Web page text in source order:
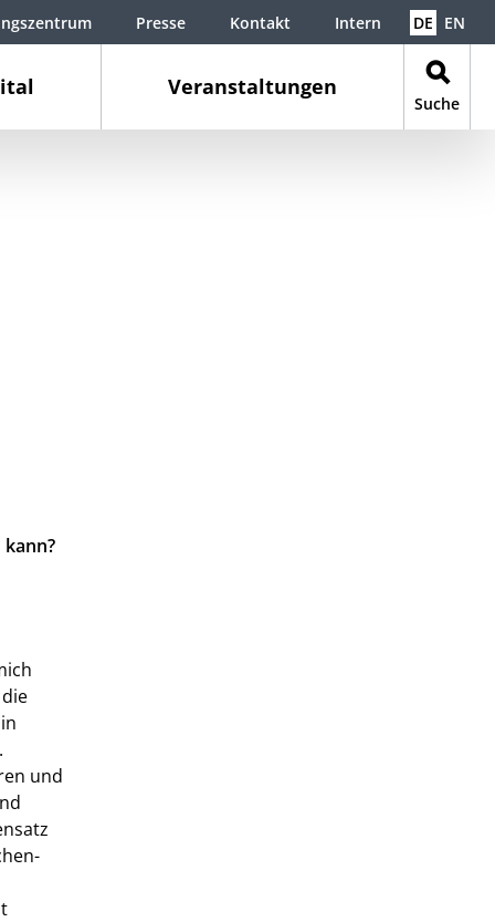
Veranstaltungen
Suche
Presse Kontakt Intern DE EN
und